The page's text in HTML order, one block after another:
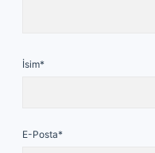
İsim*
E-Posta*